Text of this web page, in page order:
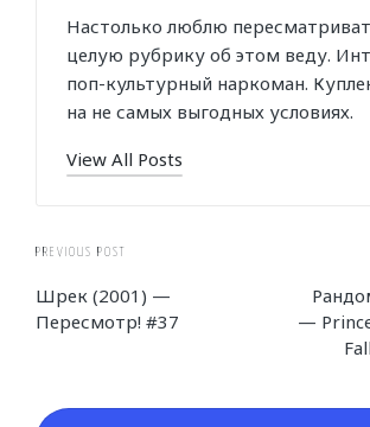
Настолько люблю
целую рубрику об этом веду.
поп-культурный наркоман.
на не самых выгодных условиях.
View All Posts
Post
navigation
PREVIOUS POST
Шрек (2001) —
Пересмотр! #37
—